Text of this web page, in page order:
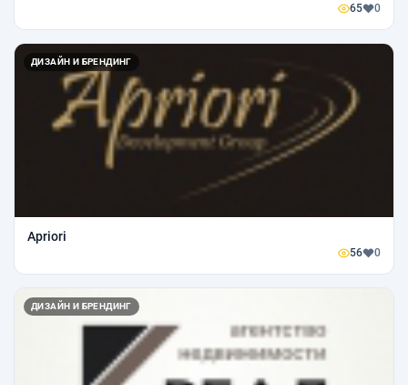
65 0
ДИЗАЙН И БРЕНДИНГ
Apriori
56 0
ДИЗАЙН И БРЕНДИНГ